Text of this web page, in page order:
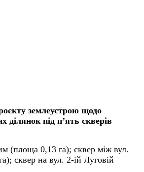
землеустрою щодо
ділянок під п’ять скверів
(площа 0,13 га); сквер між вул.
сквер на вул. 2-ій Луговій